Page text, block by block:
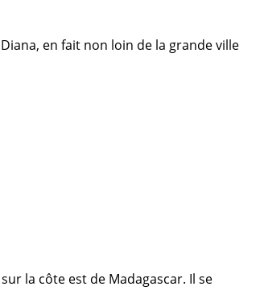
en fait non loin de la grande ville
la côte est de Madagascar. Il se